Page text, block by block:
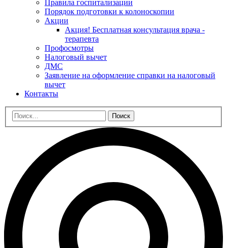
Правила госпитализации
Порядок подготовки к колоноскопии
Акции
Акция! Бесплатная консультация врача -
терапевта
Профосмотры
Налоговый вычет
ДМС
Заявление на оформление справки на налоговый
вычет
Контакты